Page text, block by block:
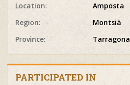
Location:
Amposta
Region:
Montsià
Province:
Tarragona
PARTICIPATED IN